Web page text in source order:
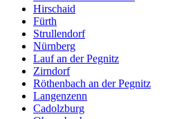
Hirschaid
Fürth
Strullendorf
Nürnberg
Lauf an der Pegnitz
Zirndorf
Röthenbach an der Pegnitz
Langenzenn
Cadolzburg